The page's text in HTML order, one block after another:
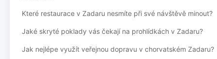
Které restaurace v Zadaru nesmíte při své návštěvě minout?
Jaké skryté poklady vás čekají na prohlídkách v Zadaru?
Jak nejlépe využít veřejnou dopravu v chorvatském Zadaru?